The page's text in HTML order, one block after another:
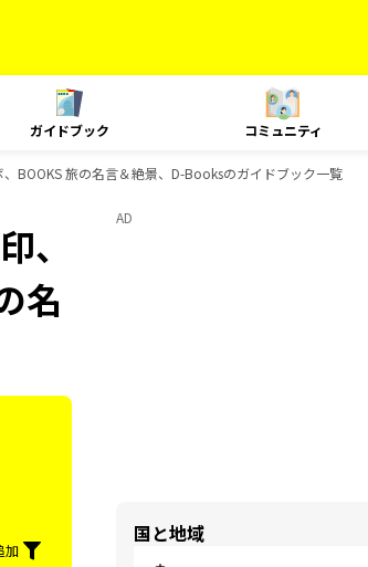
ガイドブック コミュニティ
BOOKS 旅の名言＆絶景、D-Booksのガイドブック一覧
、
名
加
AD
国と地域